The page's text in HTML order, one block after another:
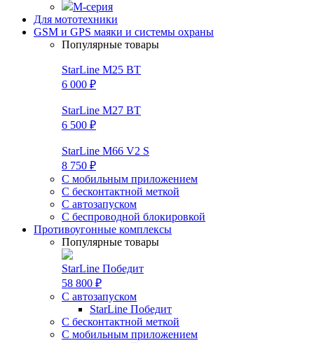
M-серия
Для мототехники
GSM и GPS маяки и системы охраны
Популярные товары
StarLine M25 BT
6 000 ₽
StarLine M27 BT
6 500 ₽
StarLine M66 V2 S
8 750 ₽
С мобильным приложением
С бесконтактной меткой
С автозапуском
С беспроводной блокировкой
Противоугонные комплексы
Популярные товары
StarLine Победит
58 800 ₽
С автозапуском
StarLine Победит
С бесконтактной меткой
С мобильным приложением